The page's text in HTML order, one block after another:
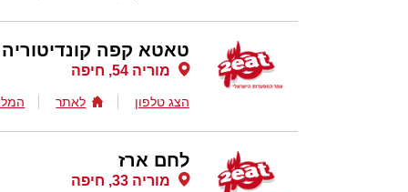
טאטא קפה קונדיטוריה
מוריה 54, חיפה
הצג טלפון לאתר
לחם ארז
מוריה 33, חיפה